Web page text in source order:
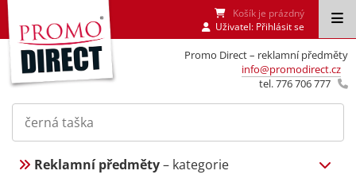
Promo Direct – reklamní předměty
info@promodirect.cz
tel. 776 706 777
Košík je prázdný
Uživatel: Přihlásit se
Reklamní předměty– kategorie